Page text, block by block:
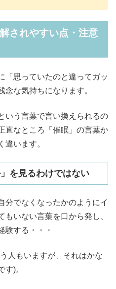
されやすい点・注意
「思っていたのと違ってガッ
念な気持ちになります。
いう言葉で言い換えられるの
直なところ「催眠」の言葉か
違います。
を見るわけではない
分でなくなったかのようにイ
もいない言葉を口から発し、
験する・・・
人もいますが、それはかな
す)。